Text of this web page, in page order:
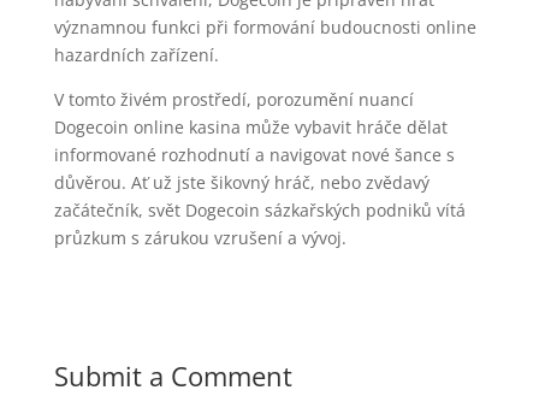
významnou funkci při formování budoucnosti online
hazardních zařízení.
V tomto živém prostředí, porozumění nuancí
Dogecoin online kasina může vybavit hráče dělat
informované rozhodnutí a navigovat nové šance s
důvěrou. Ať už jste šikovný hráč, nebo zvědavý
začátečník, svět Dogecoin sázkařských podniků vítá
průzkum s zárukou vzrušení a vývoj.
Submit a Comment